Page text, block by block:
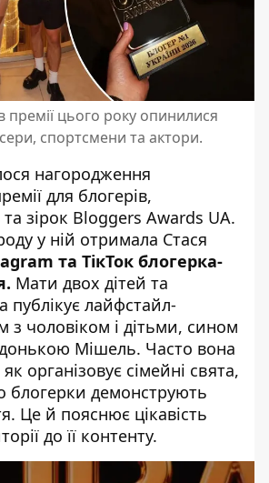
премії цього року опинилися
спортсмени та актори.
нагородження
для блогерів,
зірок Bloggers Awards UA.
у ній отримала Стася
та ТікТок блогерка-
Мати двох дітей та
публікує лайфстайл-
з чоловіком і дітьми, сином
Мішель. Часто вона
організовує сімейні свята,
блогерки демонструють
Це й пояснює цікавість
до її контенту.